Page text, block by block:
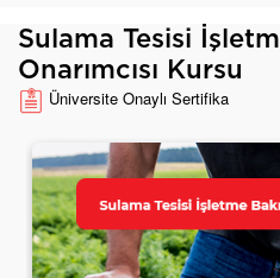
Sulama Tesisi
Onarımcısı Kursu
Üniversite Onaylı Sertifika